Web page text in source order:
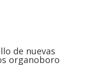
de nuevas
organoboro